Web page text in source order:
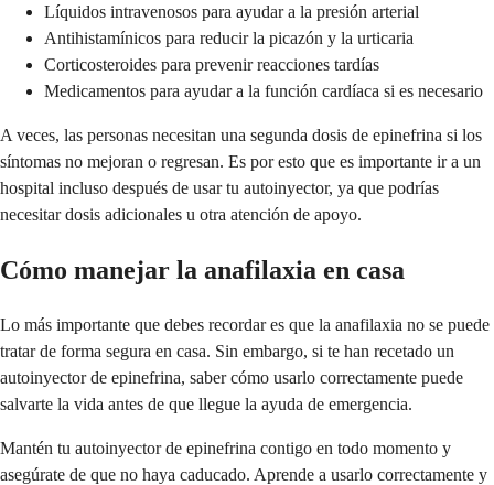
Líquidos intravenosos para ayudar a la presión arterial
Antihistamínicos para reducir la picazón y la urticaria
Corticosteroides para prevenir reacciones tardías
Medicamentos para ayudar a la función cardíaca si es necesario
A veces, las personas necesitan una segunda dosis de epinefrina si los
síntomas no mejoran o regresan. Es por esto que es importante ir a un
hospital incluso después de usar tu autoinyector, ya que podrías
necesitar dosis adicionales u otra atención de apoyo.
Cómo manejar la anafilaxia en casa
Lo más importante que debes recordar es que la anafilaxia no se puede
tratar de forma segura en casa. Sin embargo, si te han recetado un
autoinyector de epinefrina, saber cómo usarlo correctamente puede
salvarte la vida antes de que llegue la ayuda de emergencia.
Mantén tu autoinyector de epinefrina contigo en todo momento y
asegúrate de que no haya caducado. Aprende a usarlo correctamente y